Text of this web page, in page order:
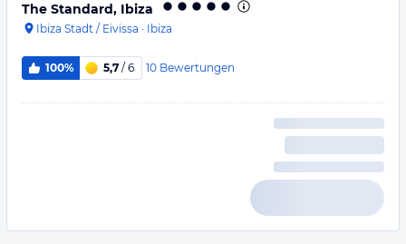
The Standard, Ibiza
Ibiza Stadt / Eivissa · Ibiza
100% 5,7 / 6 10 Bewertungen